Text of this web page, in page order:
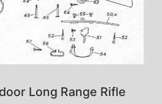
Long Range Rifle